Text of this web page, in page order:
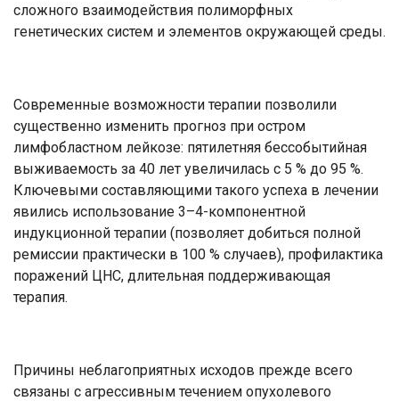
сложного взаимодействия полиморфных
генетических систем и элементов окружающей среды.
Современные возможности терапии позволили
существенно изменить прогноз при остром
лимфобластном лейкозе: пятилетняя бессобытийная
выживаемость за 40 лет увеличилась с 5 % до 95 %.
Ключевыми составляющими такого успеха в лечении
явились использование 3–4-компонентной
индукционной терапии (позволяет добиться полной
ремиссии практически в 100 % случаев), профилактика
поражений ЦНС, длительная поддерживающая
терапия.
Причины неблагоприятных исходов прежде всего
связаны с агрессивным течением опухолевого